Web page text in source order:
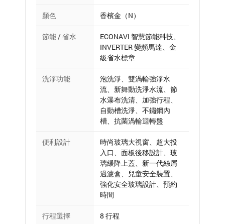
顏色 香檳金（N）
節能 / 省水
ECONAVI 智慧節能科技、
INVERTER 變頻馬達、金
級省水標章
洗淨功能
泡洗淨、雙渦輪強淨水
流、新舞動洗淨水流、節
水瀑布洗清、加強行程、
自動槽洗淨、不鏽鋼內
槽、抗菌渦輪迴轉盤
便利設計
時尚玻璃大視窗、超大投
入口、面板後移設計、玻
璃緩降上蓋、新一代絲屑
過濾盒、兒童安全裝置、
強化安全玻璃設計、預約
時間
行程選擇 8 行程